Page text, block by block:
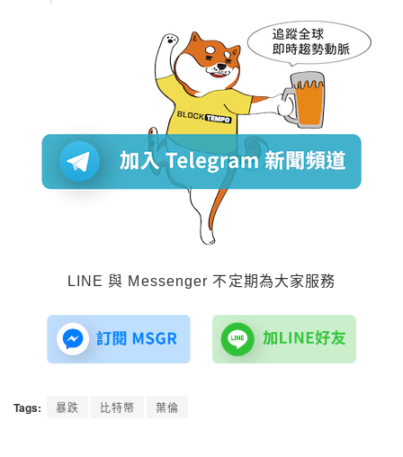
LINE 與 Messenger 不定期為大家服務
Tags: 暴跌 比特幣 葉倫